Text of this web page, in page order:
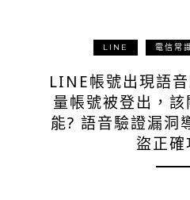
LINE 電信常
LINE帳號出現語
量帳號被登出，
能? 語音驗證漏洞
盜正確